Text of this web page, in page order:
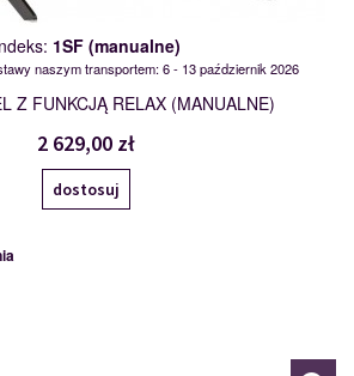
1SF (manualne)
naszym transportem: 6 - 13 październik 2026
Z FUNKCJĄ RELAX (MANUALNE)
2 629,00 zł
dostosuj